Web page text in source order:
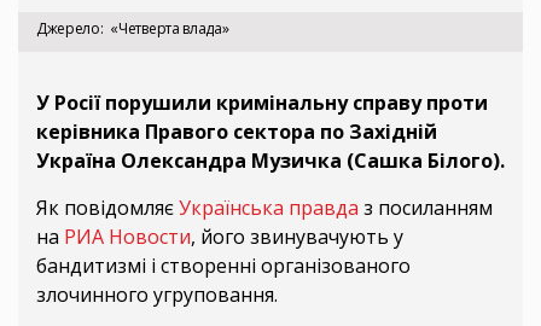
Джерело «Четверта влада»
У Росії порушили кримінальну справу проти
керівника Правого сектора по Західній
Україна Олександра Музичка (Сашка Білого).
Як повідомляєУкраїнська правда з посиланням
на РИА Новости, його звинувачують у
бандитизмі і створенні організованого
злочинного угруповання.